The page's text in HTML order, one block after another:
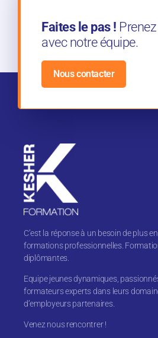
Faites le pas !
avec notre équipe.
Nous contacter
C’est la réponse à un besoin de plus
formations professionnelles.
diplômantes.
Equipe jeunes dynamiques,
formateurs experts dans leurs
d’employeurs partenaires.
Venez nous rencontrer !